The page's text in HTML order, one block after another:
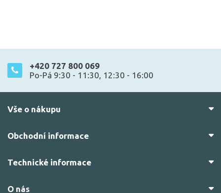
+420 727 800 069
Po-Pá 9:30 - 11:30, 12:30 - 16:00
Vše o nákupu
Obchodní informace
Technické informace
O nás